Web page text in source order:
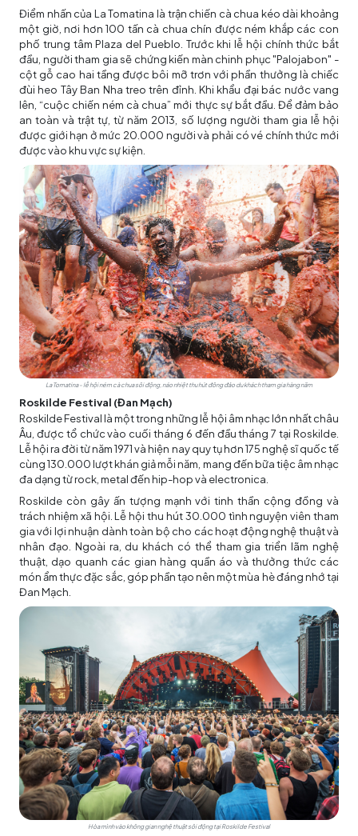
Điểm nhấn của La Tomatina là trận chiến cà chua kéo dài khoảng
một giờ, nơi hơn 100 tấn cà chua chín được ném khắp các con
phố trung tâm Plaza del Pueblo. Trước khi lễ hội chính thức bắt
đầu, người tham gia sẽ chứng kiến màn chinh phục "Palojabon" -
cột gỗ cao hai tầng được bôi mỡ trơn với phần thưởng là chiếc
đùi heo Tây Ban Nha treo trên đỉnh. Khi khẩu đại bác nước vang
lên, “cuộc chiến ném cà chua” mới thực sự bắt đầu. Để đảm bảo
an toàn và trật tự, từ năm 2013, số lượng người tham gia lễ hội
được giới hạn ở mức 20.000 người và phải có vé chính thức mới
được vào khu vực sự kiện.
La Tomatina - lễ hội ném cà chua sôi động, náo nhiệt thu hút đông đảo du khách tham gia hàng năm
Roskilde Festival (Đan Mạch)
Roskilde Festival là một trong những lễ hội âm nhạc lớn nhất châu
Âu, được tổ chức vào cuối tháng 6 đến đầu tháng 7 tại Roskilde.
Lễ hội ra đời từ năm 1971 và hiện nay quy tụ hơn 175 nghệ sĩ quốc tế
cùng 130.000 lượt khán giả mỗi năm, mang đến bữa tiệc âm nhạc
đa dạng từ rock, metal đến hip-hop và electronica.
Roskilde còn gây ấn tượng mạnh với tinh thần cộng đồng và
trách nhiệm xã hội. Lễ hội thu hút 30.000 tình nguyện viên tham
gia với lợi nhuận dành toàn bộ cho các hoạt động nghệ thuật và
nhân đạo. Ngoài ra, du khách có thể tham gia triển lãm nghệ
thuật, dạo quanh các gian hàng quần áo và thưởng thức các
món ẩm thực đặc sắc, góp phần tạo nên một mùa hè đáng nhớ tại
Đan Mạch.
Hòa mình vào không gian nghệ thuật sôi động tại Roskilde Festival